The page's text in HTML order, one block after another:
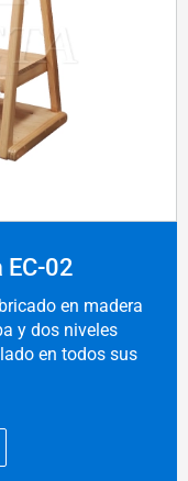
EC-02
en madera
y dos niveles
en todos sus